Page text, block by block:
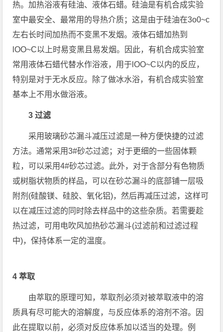
热。加热浴液有硅油、液体石蜡。硅油是有机合成实验
室中最安全、最常用的导热介质；这是由于硅油在3o0~c
左右长时间加热而不变黑不发烟。液体石蜡加热到
lOO~C以上时易变黑且易发烟。因此，有机合成实验室
常用液体石蜡代替水作浴液，用于lOO~C以内的反应，
特别是对于无水反应。除了做冰水浴，有机合成实验室
基本上不用水做浴液。
3 过滤
采用玻璃砂芯漏斗减压过滤是一种方便快捷的过滤
方法。通常采用3#砂芯过滤；对于更细的一些固体颗
粒，可以采用4#砂芯过滤。此外，对于含部分有色物质
或树脂状物质的样品，可以在砂芯漏斗的底部铺一层吸
附剂(硅酸镁、硅胶、氧化铝)，然后再减压过滤，这样可
以在减压过滤的同时除去样品中的这些杂质。若需要趁
热过滤，可用电吹风加热砂芯漏斗(过滤前和过滤过程
中)，保持体系一定的温度。
4 萃取
由萃取的原理可知，萃取剂必须对被萃取液中的溶
质具有尽可能大的溶解度，与反应体系的溶剂不溶。因
此在提取以前，必须对反应体系加以适当的处理。例